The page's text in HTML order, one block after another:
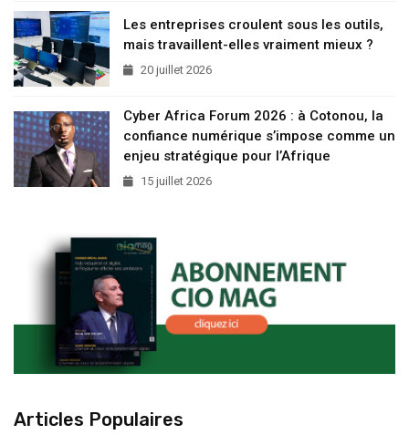
Les entreprises croulent sous les outils,
mais travaillent-elles vraiment mieux ?
20 juillet 2026
Cyber Africa Forum 2026 : à Cotonou, la
confiance numérique s’impose comme un
enjeu stratégique pour l’Afrique
15 juillet 2026
Articles Populaires